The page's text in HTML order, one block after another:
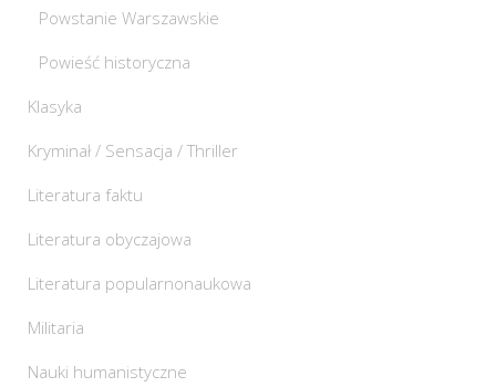
Powstanie Warszawskie
Powieść historyczna
Klasyka
Kryminał / Sensacja / Thriller
Literatura faktu
Literatura obyczajowa
Literatura popularnonaukowa
Militaria
Nauki humanistyczne